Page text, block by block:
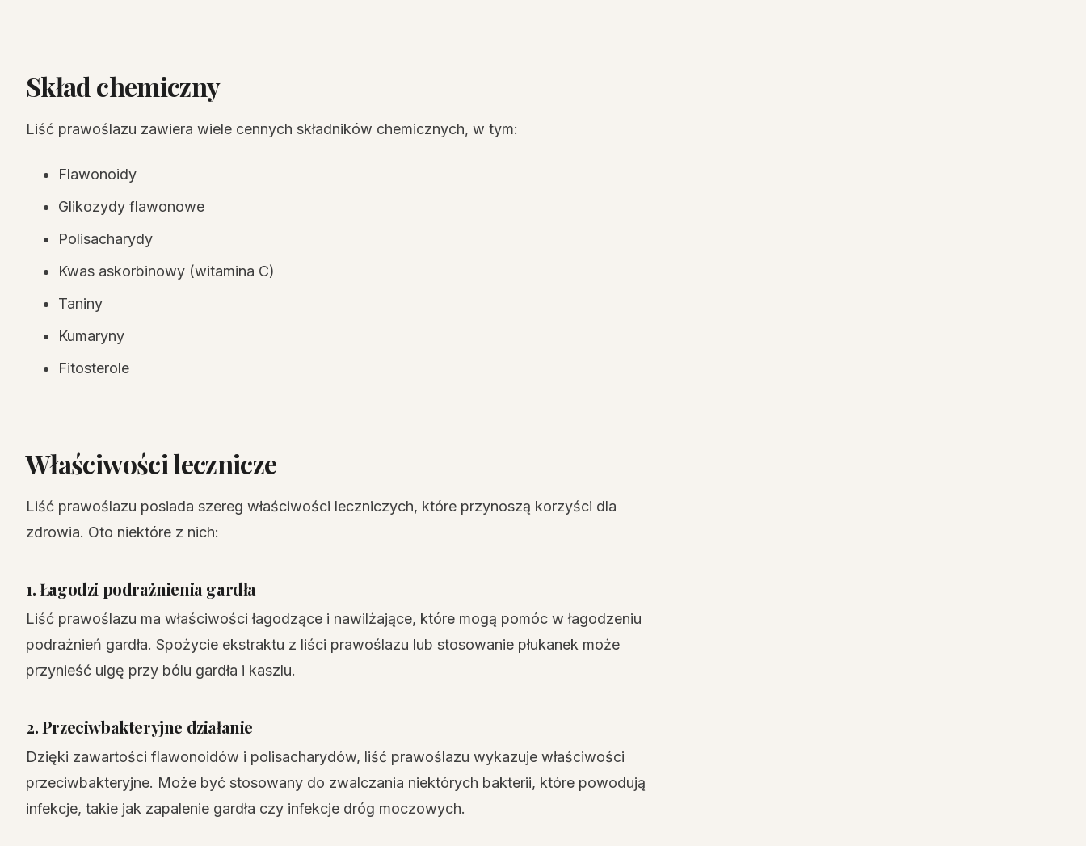
Skład chemiczny
Liść prawoślazu zawiera wiele cennych składników chemicznych, w tym:
Flawonoidy
Glikozydy flawonowe
Polisacharydy
Kwas askorbinowy (witamina C)
Taniny
Kumaryny
Fitosterole
Właściwości lecznicze
Liść prawoślazu posiada szereg właściwości leczniczych, które przynoszą korzyści dla
zdrowia. Oto niektóre z nich:
1. Łagodzi podrażnienia gardła
Liść prawoślazu ma właściwości łagodzące i nawilżające, które mogą pomóc w łagodzeniu
podrażnień gardła. Spożycie ekstraktu z liści prawoślazu lub stosowanie płukanek może
przynieść ulgę przy bólu gardła i kaszlu.
2. Przeciwbakteryjne działanie
Dzięki zawartości flawonoidów i polisacharydów, liść prawoślazu wykazuje właściwości
przeciwbakteryjne. Może być stosowany do zwalczania niektórych bakterii, które powodują
infekcje, takie jak zapalenie gardła czy infekcje dróg moczowych.